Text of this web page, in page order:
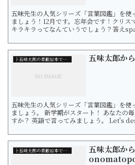
五味先生の人気シリーズ「言葉図鑑」を使
ましょう！12月です。忘年会です！クリス
キラキラってなんていうでしょう？答え
る様子。動詞はsparkleできらめく、生き
ます。Q2: チカチカって英語でなんてい
ッ...
├五味太郎の素敵絵本で学ぶ英語 五味太郎か
五味先生の人気シリーズ「言葉図鑑」を使
ましょう。 新学期がスタート！ あなたの毎日のルーティーンは何で
すか？ 英語で言ってみましょう。 Let's describe the following
her daughter. wake upは目が...
├五味太郎の素敵絵本で学ぶ英語
五味太郎か